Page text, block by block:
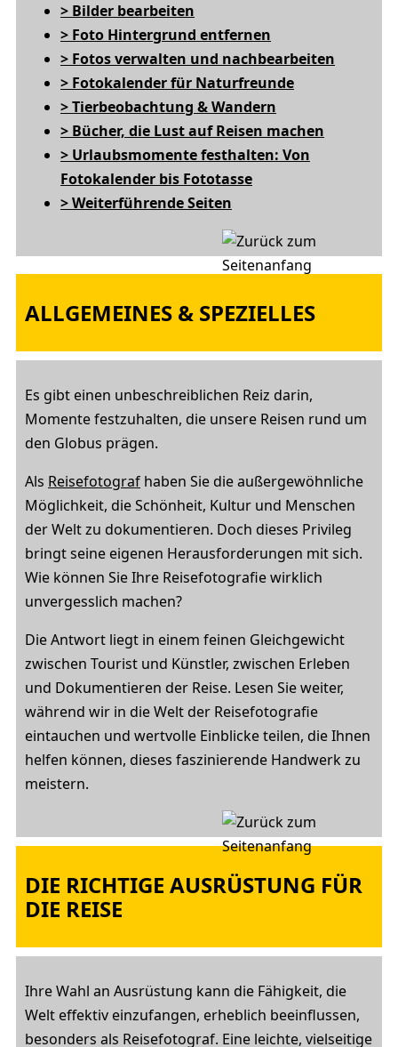
> Bilder bearbeiten
> Foto Hintergrund entfernen
> Fotos verwalten und nachbearbeiten
> Fotokalender für Naturfreunde
> Tierbeobachtung & Wandern
> Bücher, die Lust auf Reisen machen
> Urlaubsmomente festhalten: Von
Fotokalender bis Fototasse
> Weiterführende Seiten
ALLGEMEINES & SPEZIELLES
Es gibt einen unbeschreiblichen Reiz darin,
Momente festzuhalten, die unsere Reisen rund um
den Globus prägen.
Als Reisefotograf haben Sie die außergewöhnliche
Möglichkeit, die Schönheit, Kultur und Menschen
der Welt zu dokumentieren. Doch dieses Privileg
bringt seine eigenen Herausforderungen mit sich.
Wie können Sie Ihre Reisefotografie wirklich
unvergesslich machen?
Die Antwort liegt in einem feinen Gleichgewicht
zwischen Tourist und Künstler, zwischen Erleben
und Dokumentieren der Reise. Lesen Sie weiter,
während wir in die Welt der Reisefotografie
eintauchen und wertvolle Einblicke teilen, die Ihnen
helfen können, dieses faszinierende Handwerk zu
meistern.
DIE RICHTIGE AUSRÜSTUNG FÜR
DIE REISE
Ihre Wahl an Ausrüstung kann die Fähigkeit, die
Welt effektiv einzufangen, erheblich beeinflussen,
besonders als Reisefotograf. Eine leichte, vielseitige